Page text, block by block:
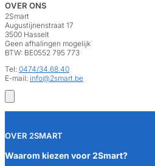
OVER ONS
2Smart
Augustijnenstraat 17
3500 Hasselt
Geen afhalingen mogelijk
BTW: BE0552 795 773
Tel: 0474/34.68.40
E-mail: info@2smart.be
OVER 2SMART
Waarom kiezen voor 2Smart?